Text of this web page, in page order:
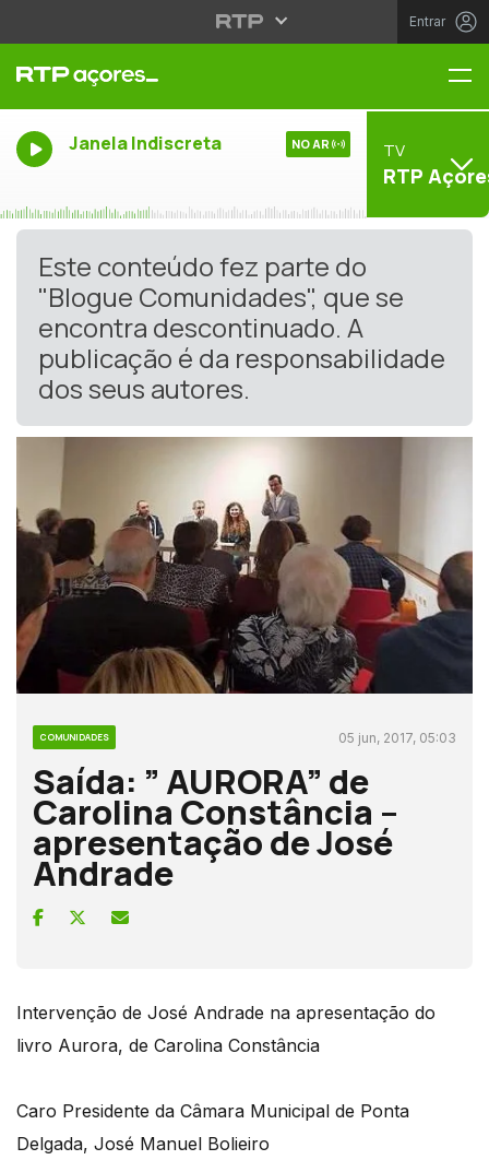
Entrar
Janela Indiscreta NO AR TV
RTP
Este conteúdo fez parte do
"Blogue Comunidades", que se
encontra descontinuado. A
publicação é da responsabilidade
dos seus autores.
COMUNIDADES 05 jun, 2017, 05:03
Saída: ” AURORA” de
Carolina Constância –
apresentação de José
Andrade
Intervenção de José Andrade na apresentação do
livro Aurora, de Carolina Constância
Caro Presidente da Câmara Municipal de Ponta
Delgada, José Manuel Bolieiro